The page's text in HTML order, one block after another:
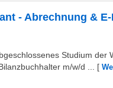
- Abrechnung &
Studium
m/w/d ...
[